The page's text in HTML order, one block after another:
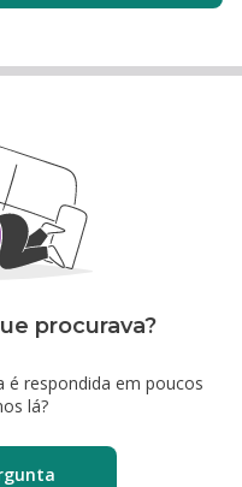
procurava?
é respondida em poucos
lá?